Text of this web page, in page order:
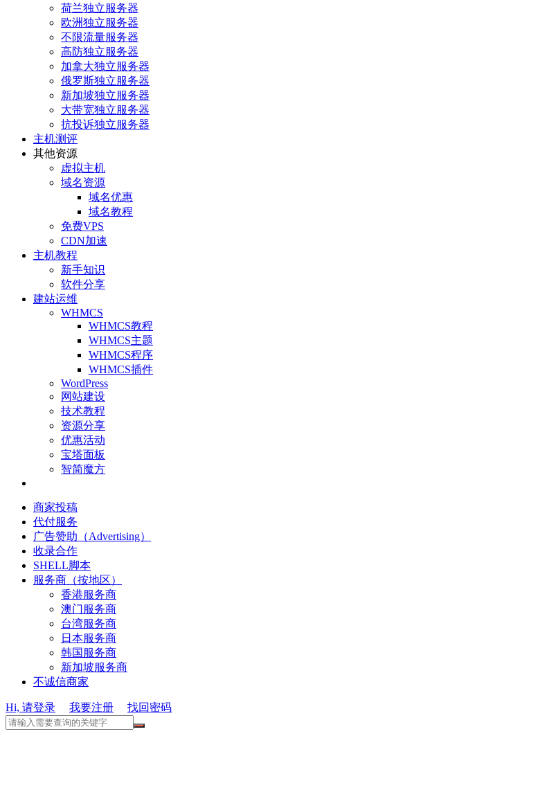
荷兰独立服务器
欧洲独立服务器
不限流量服务器
高防独立服务器
加拿大独立服务器
俄罗斯独立服务器
新加坡独立服务器
大带宽独立服务器
抗投诉独立服务器
主机测评
其他资源
虚拟主机
域名资源
域名优惠
域名教程
免费VPS
CDN加速
主机教程
新手知识
软件分享
建站运维
WHMCS
WHMCS教程
WHMCS主题
WHMCS程序
WHMCS插件
WordPress
网站建设
技术教程
资源分享
优惠活动
宝塔面板
智简魔方
商家投稿
代付服务
广告赞助（Advertising）
收录合作
SHELL脚本
服务商（按地区）
香港服务商
澳门服务商
台湾服务商
日本服务商
韩国服务商
新加坡服务商
不诚信商家
Hi, 请登录 我要注册 找回密码